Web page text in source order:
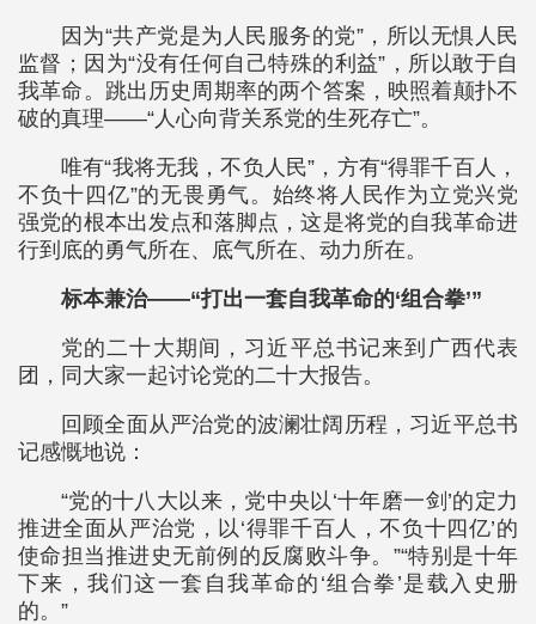
因为“共产党是为人民服务的党”，所以无惧人民
监督；因为“没有任何自己特殊的利益”，所以敢于自
我革命。跳出历史周期率的两个答案，映照着颠扑不
破的真理——“人心向背关系党的生死存亡”。
唯有“我将无我，不负人民”，方有“得罪千百人，
不负十四亿”的无畏勇气。始终将人民作为立党兴党
强党的根本出发点和落脚点，这是将党的自我革命进
行到底的勇气所在、底气所在、动力所在。
标本兼治——“打出一套自我革命的‘组合拳’”
党的二十大期间，习近平总书记来到广西代表
团，同大家一起讨论党的二十大报告。
回顾全面从严治党的波澜壮阔历程，习近平总书
记感慨地说：
“党的十八大以来，党中央以‘十年磨一剑’的定力
推进全面从严治党，以‘得罪千百人，不负十四亿’的
使命担当推进史无前例的反腐败斗争。”“特别是十年
下来，我们这一套自我革命的‘组合拳’是载入史册
的。”